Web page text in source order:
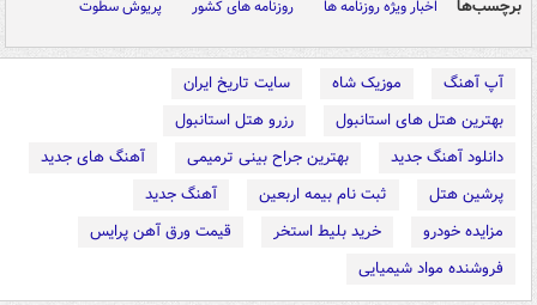
برچسب‌ها اخبار ویژه روزنامه ها روزنامه های کشور پریوش سطوت
آپ آهنگ موزیک شاه
سایت تاریخ ایران
بهترین هتل های استانبول
رزرو هتل استانبول
دانلود آهنگ جدید
بهترین جراح بینی ترمیمی
آهنگ های جدید
پرشین هتل
ثبت نام بیمه اربعین
آهنگ جدید
مزایده خودرو
خرید بلیط استخر
قیمت ورق آهن پرایس
فروشنده مواد شیمیایی